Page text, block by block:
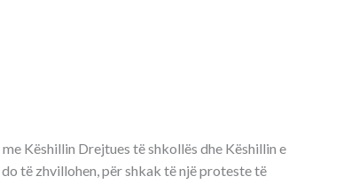
Këshillin Drejtues të shkollës dhe Këshillin e
të zhvillohen, për shkak të një proteste të